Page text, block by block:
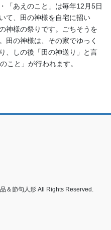
「あえのこと」は毎年12月5日
て、田の神様を自宅に招い
神様の祭りです。ごちそうを
田の神様は、その家でゆっく
、しの後「田の神送り」と言
こと」が行われます。
＆節句人形 All Rights Reserved.